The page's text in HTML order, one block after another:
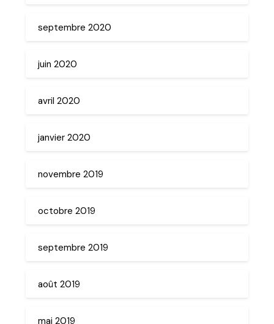
septembre 2020
juin 2020
avril 2020
janvier 2020
novembre 2019
octobre 2019
septembre 2019
août 2019
mai 2019